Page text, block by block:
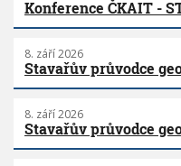
Konference ČKAIT -
8. září 2026
Stavařův průvodce
8. září 2026
Stavařův průvodce